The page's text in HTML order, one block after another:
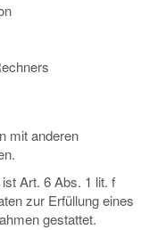
mit anderen
Art. 6 Abs. 1 lit. f
zur Erfüllung eines
gestattet.